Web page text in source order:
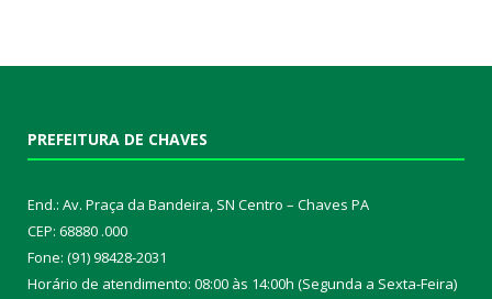
PREFEITURA DE CHAVES
End.: Av. Praça da Bandeira, SN Centro – Chaves PA
CEP: 68880 .000
Fone: (91) 98428-2031
Horário de atendimento: 08:00 às 14:00h (Segunda a Sexta-Feira)